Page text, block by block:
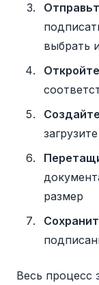
выбрать
размер
Весь процесс